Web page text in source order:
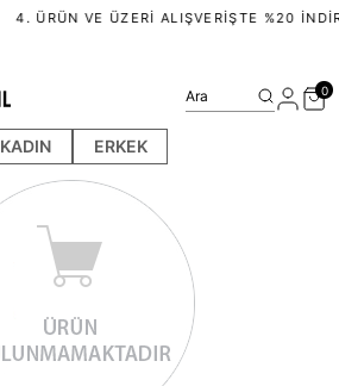
4. ÜRÜN VE ÜZERI ALIŞVERIŞTE %20
KADIN ERKEK
Ara 0